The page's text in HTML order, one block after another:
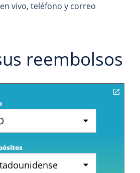
vivo, teléfono y correo
reembolsos